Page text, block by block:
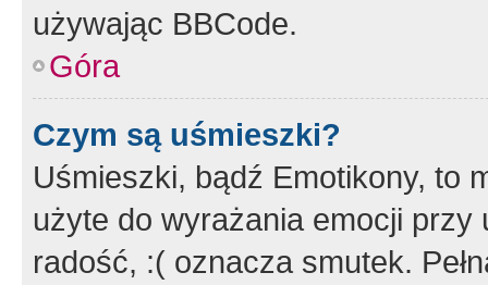
używając BBCode.
Góra
Czym są uśmieszki?
Uśmieszki, bądź Emotikony, to
użyte do wyrażania emocji
radość, :( oznacza smutek.